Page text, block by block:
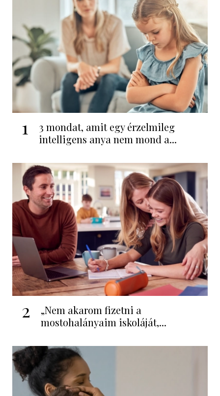
1
3 mondat, amit egy érzelmileg
intelligens anya nem mond a...
2
„Nem akarom fizetni a
mostohalányaim iskoláját,...